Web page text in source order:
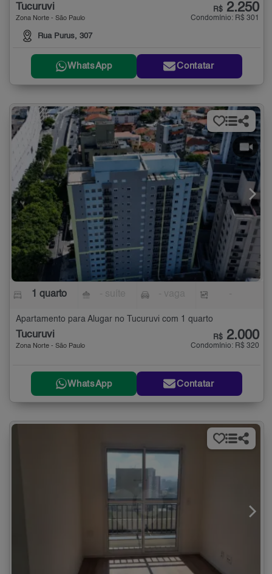
Tucuruvi
Zona Norte - São Paulo
Rua Purus, 307
R$ 2.250
Condomínio: R$ 301
WhatsApp Contatar
1 quarto
Apartamento para Alugar no Tucuruvi com 1 quarto
Tucuruvi
Zona Norte - São Paulo
R$ 2.000
Condomínio: R$ 320
WhatsApp Contatar